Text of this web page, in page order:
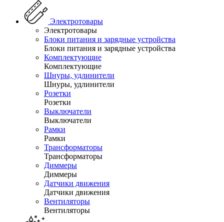
Электротовары
Электротовары
Блоки питания и зарядные устройства
Блоки питания и зарядные устройства
Комплектующие
Комплектующие
Шнуры, удлинители
Шнуры, удлинители
Розетки
Розетки
Выключатели
Выключатели
Рамки
Рамки
Трансформаторы
Трансформаторы
Диммеры
Диммеры
Датчики движения
Датчики движения
Вентиляторы
Вентиляторы